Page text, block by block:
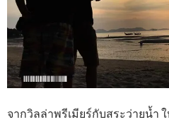
จากวิลล่าพรีเมียร์กับสระว่ายน้ำ